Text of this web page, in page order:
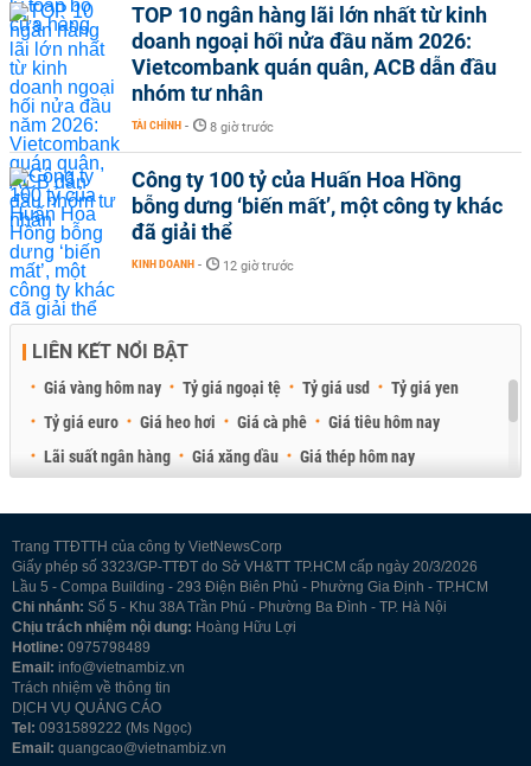
TOP 10 ngân hàng lãi lớn nhất từ kinh
doanh ngoại hối nửa đầu năm 2026:
Vietcombank quán quân, ACB dẫn đầu
nhóm tư nhân
TÀI CHÍNH - 8 giờ trước
Công ty 100 tỷ của Huấn Hoa Hồng
bỗng dưng ‘biến mất’, một công ty khác
đã giải thể
KINH DOANH - 12 giờ trước
LIÊN KẾT NỔI BẬT
Giá vàng hôm nay Tỷ giá ngoại tệ Tỷ giá usd
Tỷ giá yen
Tỷ giá euro
Giá heo hơi Giá cà phê
Giá tiêu hôm nay
Lãi suất ngân hàng
Giá xăng dầu
Giá thép hôm nay
Trang TTĐTTH của công ty VietNewsCorp
Giấy phép số 3323/GP-TTĐT do Sở VH&TT TP.HCM cấp ngày 20/3/2026
Lầu 5 - Compa Building - 293 Điện Biên Phủ - Phường Gia Định - TP.HCM
Chi nhánh: Số 5 - Khu 38A Trần Phú - Phường Ba Đình - TP. Hà Nội
Chịu trách nhiệm nội dung: Hoàng Hữu Lợi
Hotline: 0975798489
Email: info@vietnambiz.vn
Trách nhiệm về thông tin
DỊCH VỤ QUẢNG CÁO
Tel: 0931589222 (Ms Ngọc)
Email: quangcao@vietnambiz.vn